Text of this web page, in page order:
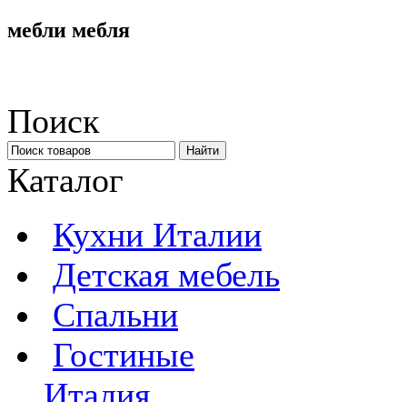
мебли мебля
Поиск
Каталог
Кухни Италии
Детская мебель
Спальни
Гостиные